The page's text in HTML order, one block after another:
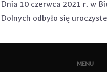
Dnia 10 czerwca 2021 r. w
Dolnych odbyło się
MENU